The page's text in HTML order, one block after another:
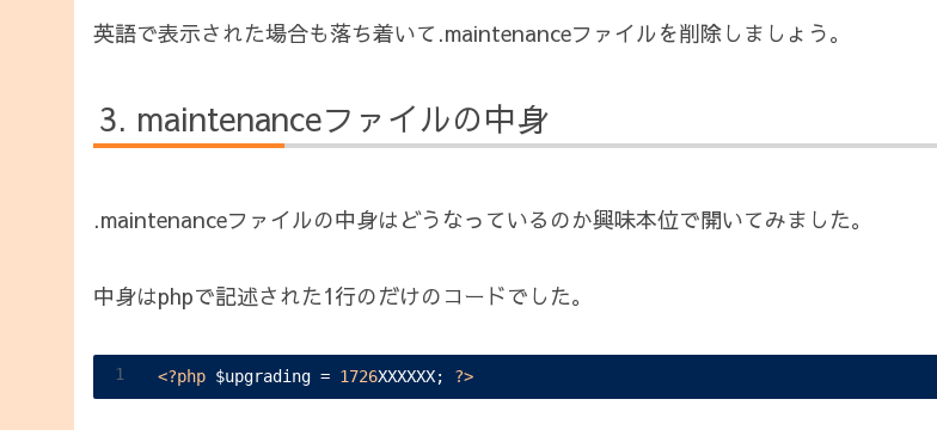
英語で表示された場合も落ち着いて.maintenanceファイルを削除しましょう。
maintenanceファイルの中身
.maintenanceファイルの中身はどうなっているのか興味本位で開いてみました。
中身はphpで記述された1行のだけのコードでした。
<?php $upgrading = 1726XXXXXX; ?>